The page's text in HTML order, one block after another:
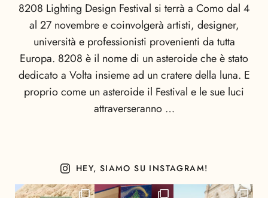
8208 Lighting Design Festival si terrà a Como dal 4
al 27 novembre e coinvolgerà artisti, designer,
università e professionisti provenienti da tutta
Europa. 8208 è il nome di un asteroide che è stato
dedicato a Volta insieme ad un cratere della luna. E
proprio come un asteroide il Festival e le sue luci
attraverseranno …
HEY, SIAMO SU INSTAGRAM!